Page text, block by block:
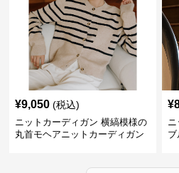
¥9,050 (税込)
ニットカーディガン 横縞模様の
丸首モヘアニットカーディガン
¥